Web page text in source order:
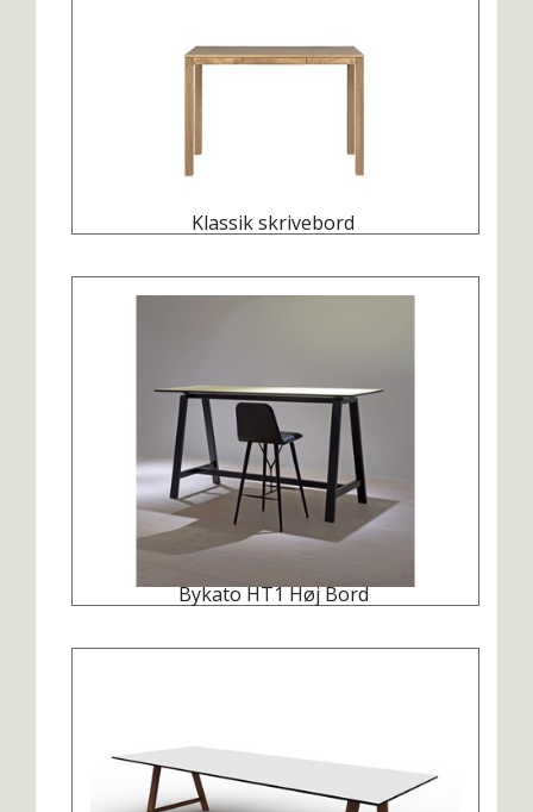
Klassik skrivebord
Bykato HT1 Høj Bord